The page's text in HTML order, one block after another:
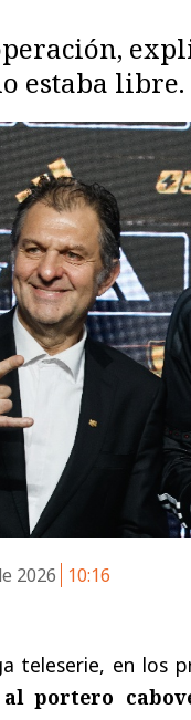
estaba
2026 10:16
teleserie, en los
portero